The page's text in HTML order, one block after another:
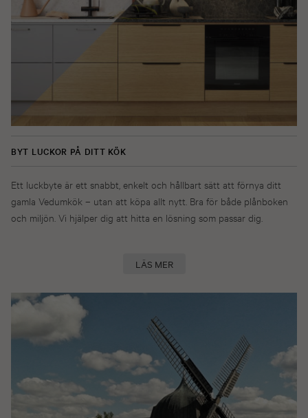
BYT LUCKOR PÅ DITT KÖK
Ett luckbyte är ett snabbt, enkelt och hållbart sätt att förnya ditt
gamla Vedumkök – utan att köpa allt nytt. Bra för både plånboken
och miljön. Vi hjälper dig att hitta en lösning som passar dig.
LÄS MER